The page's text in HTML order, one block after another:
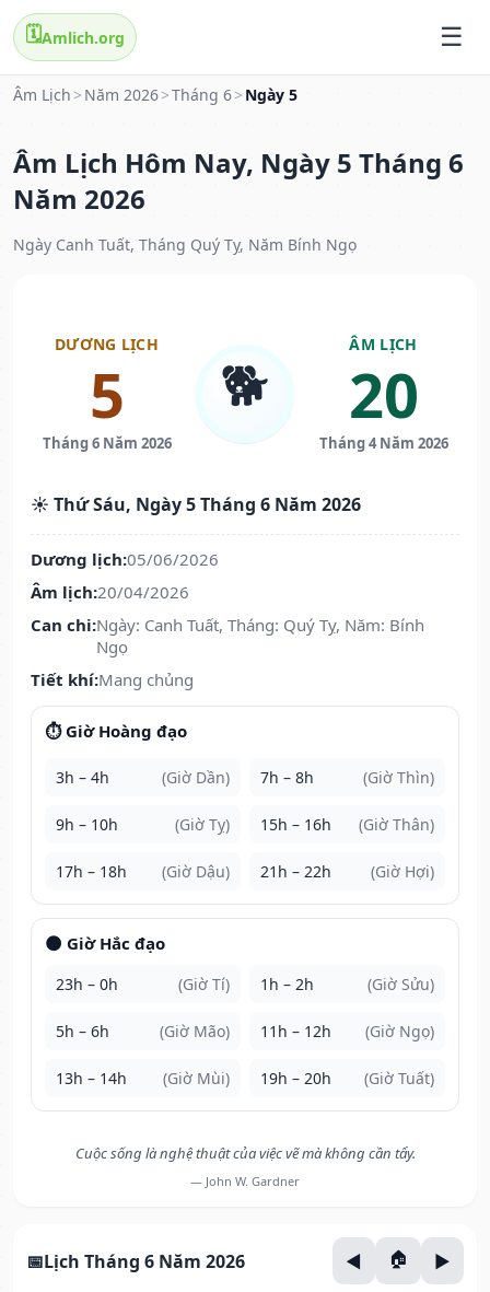
🗓️Amlich.org
Âm Lịch > Năm 2026>Tháng 6> Ngày 5
Âm Lịch Hôm Nay, Ngày 5 Tháng 6
Năm 2026
Ngày Canh Tuất, Tháng Quý Tỵ, Năm Bính Ngọ
DƯƠNG LỊCH
5
Tháng 6 Năm 2026
🐕
ÂM LỊCH
20
Tháng 4 Năm 2026
☀️ Thứ Sáu, Ngày 5 Tháng 6 Năm 2026
Dương lịch:05/06/2026
Âm lịch:20/04/2026
Can chi:Ngày: Canh Tuất, Tháng: Quý Tỵ, Năm: Bính
Ngọ
Tiết khí:Mang chủng
⏱️ Giờ Hoàng đạo
3h – 4h (Giờ Dần) 7h – 8h (Giờ Thìn)
9h – 10h (Giờ Tỵ) 15h – 16h (Giờ Thân)
17h – 18h (Giờ Dậu) 21h – 22h (Giờ Hợi)
🌑 Giờ Hắc đạo
23h – 0h (Giờ Tí) 1h – 2h (Giờ Sửu)
5h – 6h (Giờ Mão) 11h – 12h (Giờ Ngọ)
13h – 14h (Giờ Mùi) 19h – 20h (Giờ Tuất)
Cuộc sống là nghệ thuật của việc vẽ mà không cần tẩy.
— John W. Gardner
Lịch Tháng 6 Năm 2026